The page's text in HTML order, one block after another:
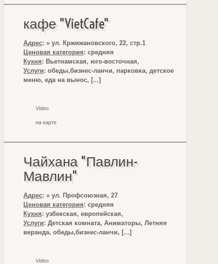
кафе "VietCafe"
Адрес: » ул. Кржижановского, 22, стр.1
Ценовая категория: средняя
Кухня: Вьетнамская, юго-восточная,
Услуги: обеды,бизнес-ланчи, парковка, детское
меню, еда на вынос, [...]
Video
на карте
Чайхана "Павлин-
Мавлин"
Адрес: » ул. Профсоюзная, 27
Ценовая категория: средняя
Кухня: узбекская, европейская,
Услуги: Детская комната, Аниматоры, Летняя
веранда, обеды,бизнес-ланчи, [...]
Video